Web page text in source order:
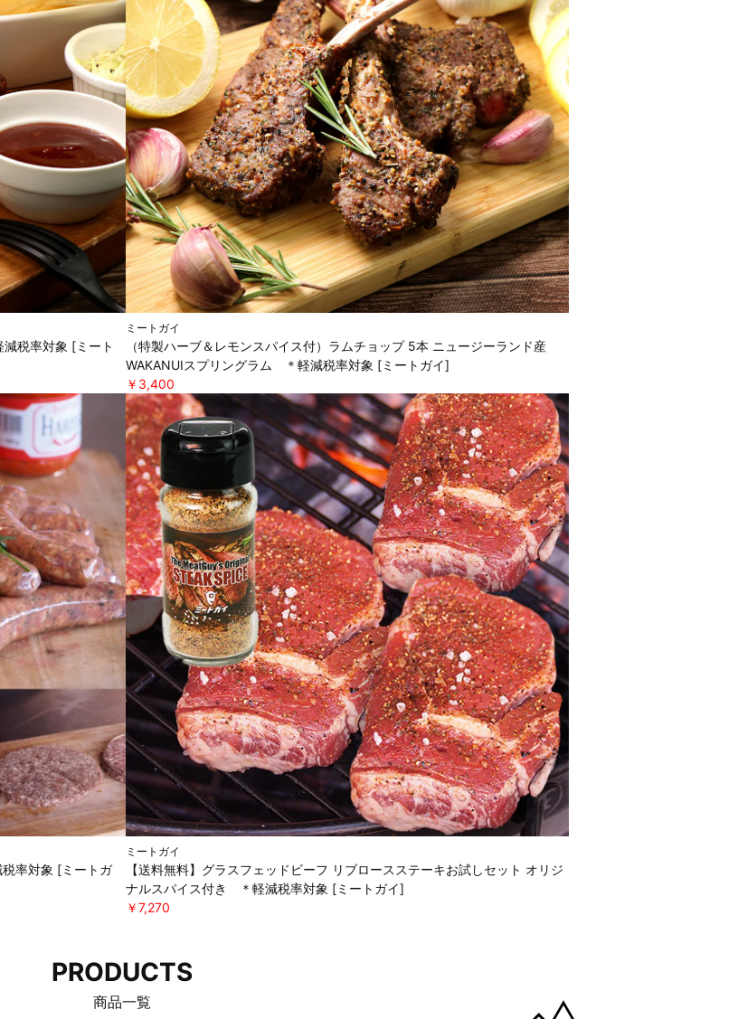
税率対象 [ミート
ミートガイ
（特製ハーブ＆レモンスパイス付）ラムチョップ 5本 ニュージーランド産
WAKANUIスプリングラム ＊軽減税率対象 [ミートガイ]
￥3,400
率対象 [ミートガ
ミートガイ
【送料無料】グラスフェッドビーフ リブロースステーキお試しセット オリジ
ナルスパイス付き ＊軽減税率対象 [ミートガイ]
￥7,270
PRODUCTS
商品一覧